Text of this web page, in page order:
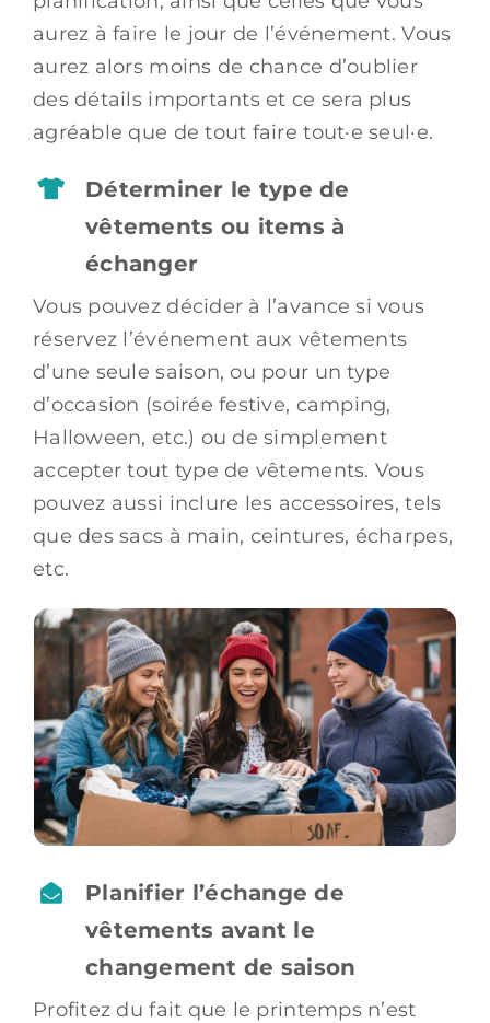
aurez à faire le jour de l’événement. Vous
aurez alors moins de chance d’oublier
des détails importants et ce sera plus
agréable que de tout faire tout·e seul·e.
Déterminer le type de
vêtements ou items à
échanger
Vous pouvez décider à l’avance si vous
réservez l’événement aux vêtements
d’une seule saison, ou pour un type
d’occasion (soirée festive, camping,
Halloween, etc.) ou de simplement
accepter tout type de vêtements. Vous
pouvez aussi inclure les accessoires, tels
que des sacs à main, ceintures, écharpes,
etc.
Planifier l’échange de
vêtements avant le
changement de saison
Profitez du fait que le printemps n’est